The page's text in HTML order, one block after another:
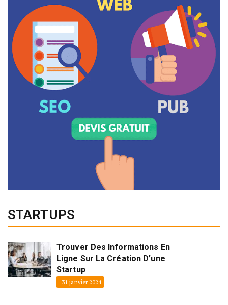
STARTUPS
Trouver Des Informations En
Ligne Sur La Création D’une
Startup
31 janvier 2024